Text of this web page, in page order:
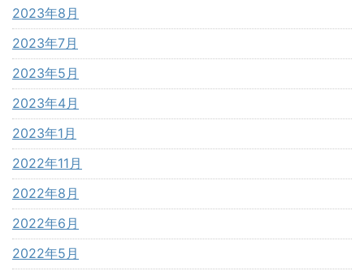
2023年8月
2023年7月
2023年5月
2023年4月
2023年1月
2022年11月
2022年8月
2022年6月
2022年5月